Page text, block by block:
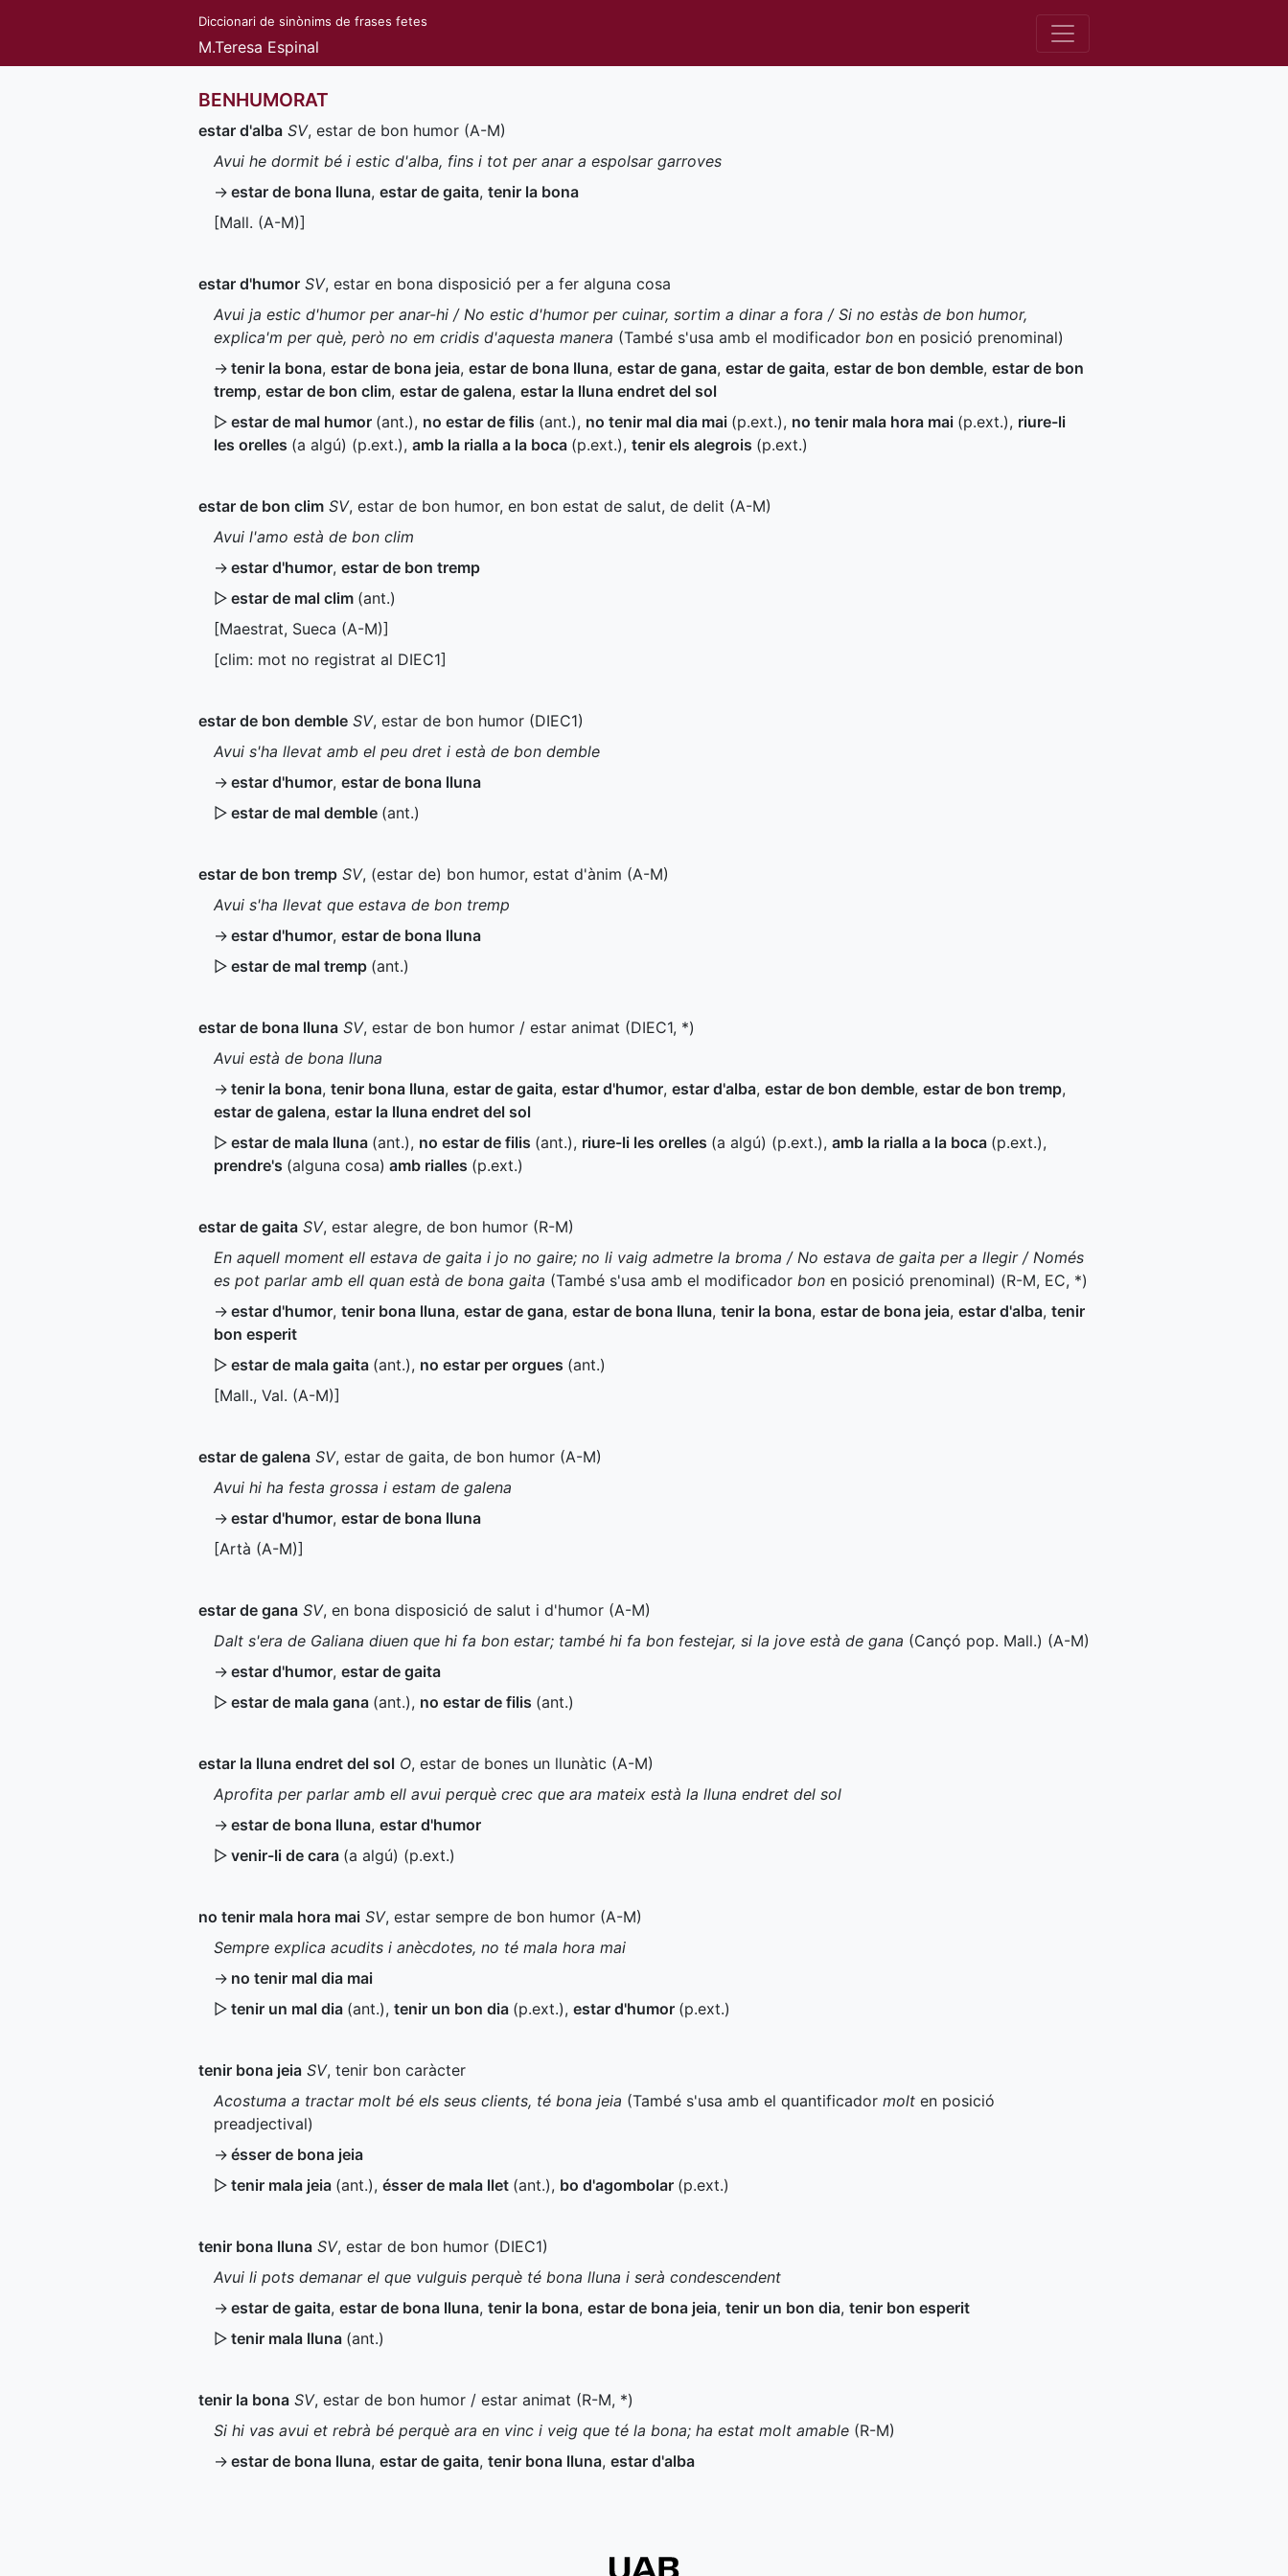
Diccionari de sinònims de frases fetes
M.Teresa Espinal
BENHUMORAT
estar d'alba SV, estar de bon humor (A-M)
Avui he dormit bé i estic d'alba, fins i tot per anar a espolsar garroves
→ estar de bona lluna, estar de gaita, tenir la bona
[Mall. (A-M)]
estar d'humor SV, estar en bona disposició per a fer alguna cosa
Avui ja estic d'humor per anar-hi / No estic d'humor per cuinar, sortim a dinar a fora / Si no estàs de bon humor,
explica'm per què, però no em cridis d'aquesta manera (També s'usa amb el modificador bon en posició prenominal)
→ tenir la bona, estar de bona jeia, estar de bona lluna, estar de gana, estar de gaita, estar de bon demble, estar de bon
tremp, estar de bon clim, estar de galena, estar la lluna endret del sol
▷ estar de mal humor (ant.), no estar de filis (ant.), no tenir mal dia mai (p.ext.), no tenir mala hora mai (p.ext.), riure-li
les orelles (a algú) (p.ext.), amb la rialla a la boca (p.ext.), tenir els alegrois (p.ext.)
estar de bon clim SV, estar de bon humor, en bon estat de salut, de delit (A-M)
Avui l'amo està de bon clim
→ estar d'humor, estar de bon tremp
▷ estar de mal clim (ant.)
[Maestrat, Sueca (A-M)]
[clim: mot no registrat al DIEC1]
estar de bon demble SV, estar de bon humor (DIEC1)
Avui s'ha llevat amb el peu dret i està de bon demble
→ estar d'humor, estar de bona lluna
▷ estar de mal demble (ant.)
estar de bon tremp SV, (estar de) bon humor, estat d'ànim (A-M)
Avui s'ha llevat que estava de bon tremp
→ estar d'humor, estar de bona lluna
▷ estar de mal tremp (ant.)
estar de bona lluna SV, estar de bon humor / estar animat (DIEC1, *)
Avui està de bona lluna
→ tenir la bona, tenir bona lluna, estar de gaita, estar d'humor, estar d'alba, estar de bon demble, estar de bon tremp,
estar de galena, estar la lluna endret del sol
▷ estar de mala lluna (ant.), no estar de filis (ant.), riure-li les orelles (a algú) (p.ext.), amb la rialla a la boca (p.ext.),
prendre's (alguna cosa) amb rialles (p.ext.)
estar de gaita SV, estar alegre, de bon humor (R-M)
En aquell moment ell estava de gaita i jo no gaire; no li vaig admetre la broma / No estava de gaita per a llegir / Només
es pot parlar amb ell quan està de bona gaita (També s'usa amb el modificador bon en posició prenominal) (R-M, EC, *)
→ estar d'humor, tenir bona lluna, estar de gana, estar de bona lluna, tenir la bona, estar de bona jeia, estar d'alba, tenir
bon esperit
▷ estar de mala gaita (ant.), no estar per orgues (ant.)
[Mall., Val. (A-M)]
estar de galena SV, estar de gaita, de bon humor (A-M)
Avui hi ha festa grossa i estam de galena
→ estar d'humor, estar de bona lluna
[Artà (A-M)]
estar de gana SV, en bona disposició de salut i d'humor (A-M)
Dalt s'era de Galiana diuen que hi fa bon estar; també hi fa bon festejar, si la jove està de gana (Cançó pop. Mall.) (A-M)
→ estar d'humor, estar de gaita
▷ estar de mala gana (ant.), no estar de filis (ant.)
estar la lluna endret del sol O, estar de bones un llunàtic (A-M)
Aprofita per parlar amb ell avui perquè crec que ara mateix està la lluna endret del sol
→ estar de bona lluna, estar d'humor
▷ venir-li de cara (a algú) (p.ext.)
no tenir mala hora mai SV, estar sempre de bon humor (A-M)
Sempre explica acudits i anècdotes, no té mala hora mai
→ no tenir mal dia mai
▷ tenir un mal dia (ant.), tenir un bon dia (p.ext.), estar d'humor (p.ext.)
tenir bona jeia SV, tenir bon caràcter
Acostuma a tractar molt bé els seus clients, té bona jeia (També s'usa amb el quantificador molt en posició
preadjectival)
→ ésser de bona jeia
▷ tenir mala jeia (ant.), ésser de mala llet (ant.), bo d'agombolar (p.ext.)
tenir bona lluna SV, estar de bon humor (DIEC1)
Avui li pots demanar el que vulguis perquè té bona lluna i serà condescendent
→ estar de gaita, estar de bona lluna, tenir la bona, estar de bona jeia, tenir un bon dia, tenir bon esperit
▷ tenir mala lluna (ant.)
tenir la bona SV, estar de bon humor / estar animat (R-M, *)
Si hi vas avui et rebrà bé perquè ara en vinc i veig que té la bona; ha estat molt amable (R-M)
→ estar de bona lluna, estar de gaita, tenir bona lluna, estar d'alba